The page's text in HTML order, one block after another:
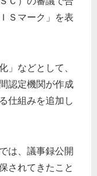
Ｓマーク」を表
」などとして、
認定機関が作成
仕組みを追加し
は、議事録公開
されてきたこと